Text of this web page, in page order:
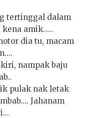
tertinggal dalam
kena amik.....
dia tu, macam
nampak baju
pulak nak letak
Jahanam